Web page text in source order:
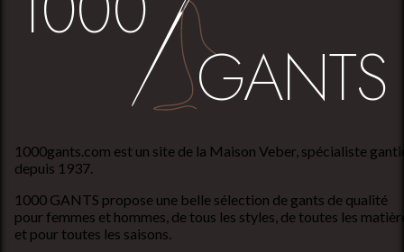
1000gants.com est un site de la Maison Veber, spécialiste
depuis 1937.
1000 GANTS propose une belle sélection de gants de qualité
pour femmes et hommes, de tous les styles, de toutes les
et pour toutes les saisons.